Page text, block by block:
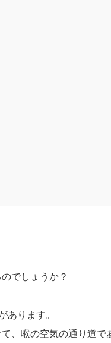
でしょうか？
あります。
、喉の空気の通り道